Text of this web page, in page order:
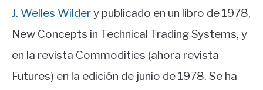
J. Welles Wildery publicado en un libro de 1978,
New Concepts in Technical Trading Systems, y
en la revista Commodities (ahora revista
Futures) en la edición de junio de 1978. Se ha